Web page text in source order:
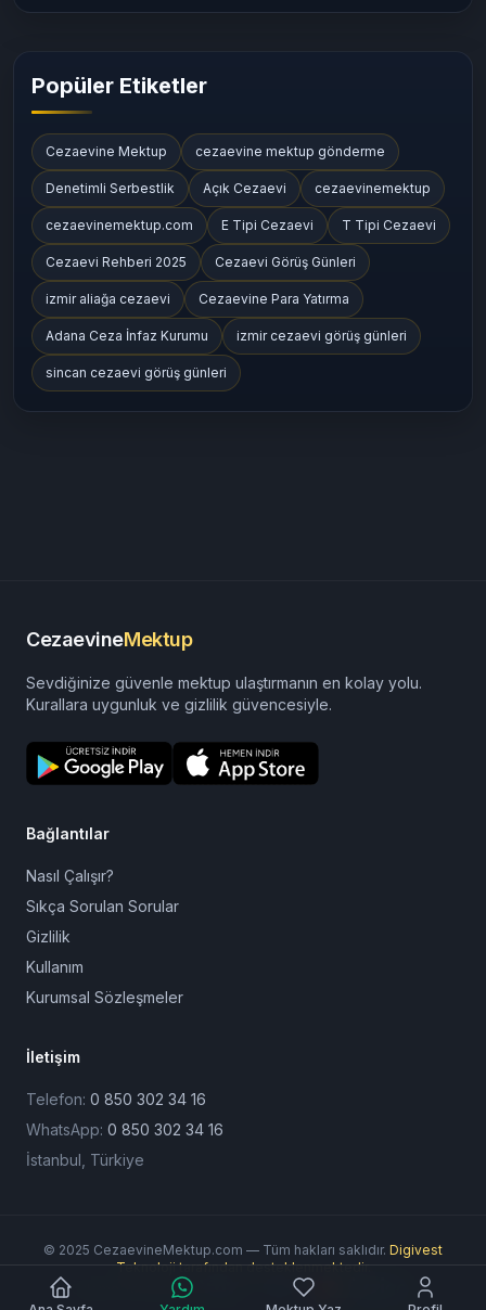
Popüler Etiketler
Cezaevine Mektup cezaevine mektup gönderme
Denetimli Serbestlik Açık Cezaevi cezaevinemektup
cezaevinemektup.com E Tipi Cezaevi T Tipi Cezaevi
Cezaevi Rehberi 2025 Cezaevi Görüş Günleri
izmir aliağa cezaevi Cezaevine Para Yatırma
Adana Ceza İnfaz Kurumu izmir cezaevi görüş günleri
sincan cezaevi görüş günleri
CezaevineMektup
Sevdiğinize güvenle mektup ulaştırmanın en kolay yolu.
Kurallara uygunluk ve gizlilik güvencesiyle.
Bağlantılar
Nasıl Çalışır?
Sıkça Sorulan Sorular
Gizlilik
Kullanım
Kurumsal Sözleşmeler
İletişim
Telefon: 0 850 302 34 16
WhatsApp: 0 850 302 34 16
İstanbul, Türkiye
© 2025 CezaevineMektup.com — Tüm hakları saklıdır. Digivest
Teknoloji tarafından desteklenmektedir.
Ödeme Yöntemleri: